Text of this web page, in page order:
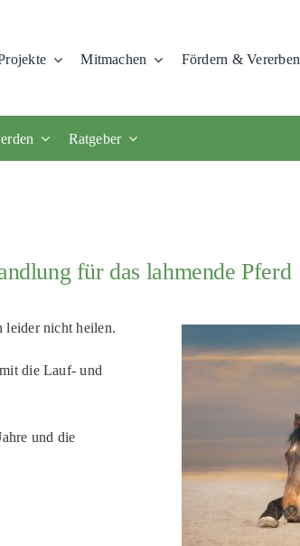
Mitmachen Fördern & Vererben
Ratgeber
für das lahmende Pferd
leidernicht heilen.
die Lauf- und
und die